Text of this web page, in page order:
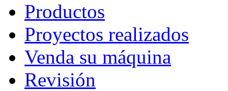
Productos
Proyectos realizados
Venda su máquina
Revisión